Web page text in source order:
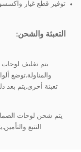
توفير قطع غيار
التعبئة والشحن:
يتم تغليف لوحات
والمناولة.توضع
تعبئة أخرى.يتم
يتم شحن لوحات
التتبع